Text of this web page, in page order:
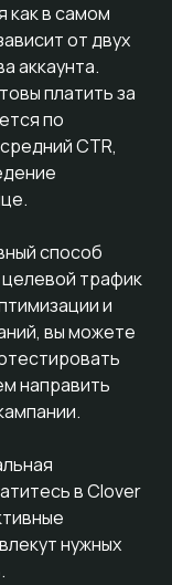
как в самом
от двух
аккаунта.
платить за
по
CTR,
способ
трафик
и
вы можете
направить
в Clover
нужных